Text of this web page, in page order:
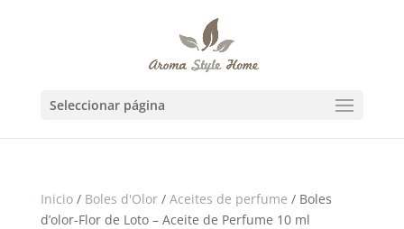
Seleccionar página
Inicio/ Boles d'Olor/ Aceites de perfume / Boles
d’olor-Flor de Loto – Aceite de Perfume 10 ml